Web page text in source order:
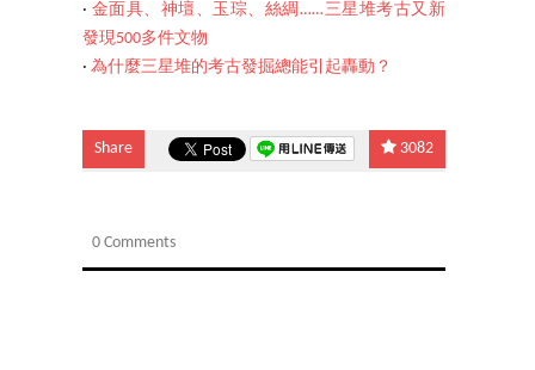
‧ 金面具、神壇、玉琮、絲綢……三星堆考古又新
發現500多件文物
‧ 為什麼三星堆的考古發掘總能引起轟動？
Share 3082
0 Comments